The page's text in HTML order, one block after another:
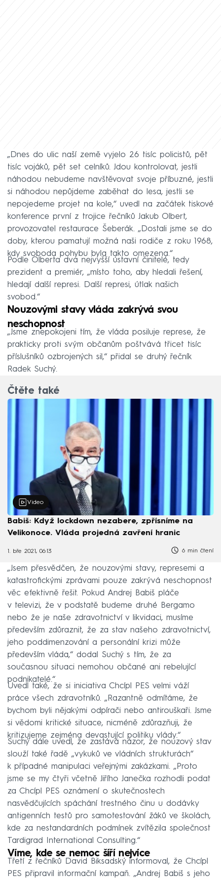
„Dnes do ulic naší země vyjelo 26 tisíc policistů, pět
tisíc vojáků, pět set celníků. Jdou kontrolovat, jestli
náhodou nebudeme navštěvovat svoje příbuzné, jestli
si náhodou nepůjdeme zaběhat do lesa, jestli se
nepojedeme projet na kole,“ uvedl na začátek tiskové
konference první z trojice řečníků Jakub Olbert,
provozovatel restaurace Šeberák. „Dostali jsme se do
doby, kterou pamatují možná naši rodiče z roku 1968,
kdy svoboda pohybu byla takto omezena.“
Podle Olberta dva nejvyšší ústavní činitelé, tedy
prezident a premiér, „místo toho, aby hledali řešení,
hledají další represi. Další represi, útlak našich
svobod.“
Nouzovými stavy vláda zakrývá svou
neschopnost
„Jsme znepokojeni tím, že vláda posiluje represe, že
prakticky proti svým občanům poštvává třicet tisíc
příslušníků ozbrojených sil,“ přidal se druhý řečník
Radek Suchý.
Čtěte také
Video
Babiš: Když lockdown nezabere, zpřísníme na
Velikonoce. Vláda projedná zavření hranic
1. bře 2021, 06:13 6 min čtení
„Jsem přesvědčen, že nouzovými stavy, represemi a
katastrofickými zprávami pouze zakrývá neschopnost
věc efektivně řešit. Pokud Andrej Babiš pláče
v televizi, že v podstatě budeme druhé Bergamo
nebo že je naše zdravotnictví v likvidaci, musíme
především zdůraznit, že za stav našeho zdravotnictví,
jeho poddimenzování a personální krizi může
především vláda,“ dodal Suchý s tím, že za
současnou situaci nemohou občané ani rebelující
podnikatelé.“
Uvedl také, že si iniciativa Chcípl PES velmi váží
práce všech zdravotníků. „Razantně odmítáme, že
bychom byli nějakými odpírači nebo antirouškaři. Jsme
si vědomi kritické situace, nicméně zdůrazňuji, že
kritizujeme zejména devastující politiku vlády.“
Suchý dále uvedl, že zastává názor, že nouzový stav
slouží také řadě „vykuků ve vládních strukturách“
k případné manipulaci veřejnými zakázkami. „Proto
jsme se my čtyři včetně Jiřího Janečka rozhodli podat
za Chcípl PES oznámení o skutečnostech
nasvědčujících spáchání trestného činu u dodávky
antigenních testů pro samotestování žáků ve školách,
kde za nestandardních podmínek zvítězila společnost
Tardigrad International Consulting.“
Víme, kde se nemoc šíří nejvíce
Třetí z řečníků David Biksadský informoval, že Chcípl
PES připravil informační kampaň. „Andrej Babiš s jeho